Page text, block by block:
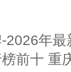
2026年最